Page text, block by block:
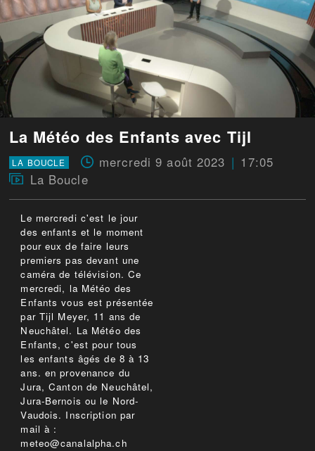
La Météo des Enfants avec Tijl
LA BOUCLE mercredi 9 août 2023
17:05
La Boucle
Le mercredi c'est le jour
des enfants et le moment
pour eux de faire leurs
premiers pas devant une
caméra de télévision. Ce
mercredi, la Météo des
Enfants vous est présentée
par Tijl Meyer, 11 ans de
Neuchâtel. La Météo des
Enfants, c'est pour tous
les enfants âgés de 8 à 13
ans. en provenance du
Jura, Canton de Neuchâtel,
Jura-Bernois ou le Nord-
Vaudois. Inscription par
mail à :
meteo@canalalpha.ch